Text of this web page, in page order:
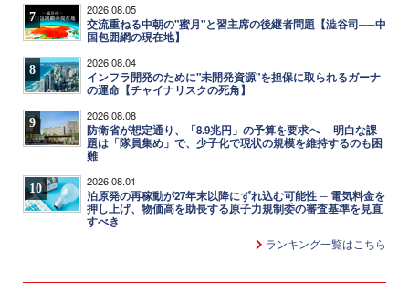
7 2026.08.05
交流重ねる中朝の"蜜月"と習主席の後継者問題【澁谷司──中
国包囲網の現在地】
8 2026.08.04
インフラ開発のために"未開発資源"を担保に取られるガーナ
の運命【チャイナリスクの死角】
9 2026.08.08
防衛省が想定通り、「8.9兆円」の予算を要求へ ─ 明白な課
題は「隊員集め」で、少子化で現状の規模を維持するのも困
難
10 2026.08.01
泊原発の再稼動が27年末以降にずれ込む可能性 ─ 電気料金を
押し上げ、物価高を助長する原子力規制委の審査基準を見直
すべき
ランキング一覧はこちら